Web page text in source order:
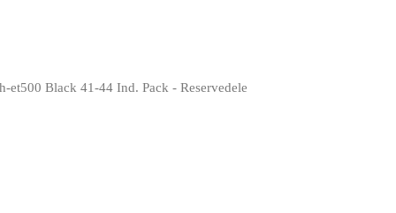
et500 Black 41-44 Ind. Pack - Reservedele